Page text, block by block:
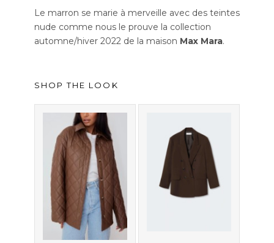
Le marron se marie à merveille avec des teintes
nude comme nous le prouve la collection
automne/hiver 2022 de la maison Max Mara.
SHOP THE LOOK